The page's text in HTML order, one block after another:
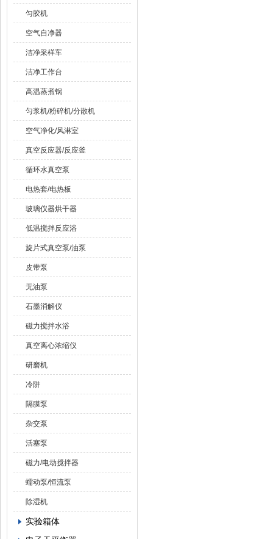
匀胶机
空气自净器
洁净采样车
洁净工作台
高温蒸煮锅
匀浆机/粉碎机/分散机
空气净化/风淋室
真空反应器/反应釜
循环水真空泵
电热套/电热板
玻璃仪器烘干器
低温搅拌反应浴
旋片式真空泵/油泵
皮带泵
无油泵
石墨消解仪
磁力搅拌水浴
真空离心浓缩仪
研磨机
冷阱
隔膜泵
杂交泵
活塞泵
磁力/电动搅拌器
蠕动泵/恒流泵
除湿机
实验箱体